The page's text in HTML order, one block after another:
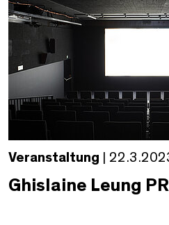
Veranstaltung |
Ghislaine Leung